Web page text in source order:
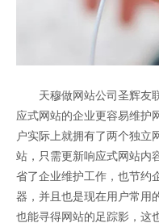
天穆做网站公司圣辉友联
应式网站的企业更容易维护
户实际上就拥有了两个独立
站，只需更新响应式网站内
省了企业维护工作，也节约
器，并且也是现在用户常用
也能寻得网站的足踪影，这